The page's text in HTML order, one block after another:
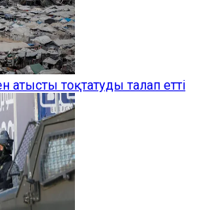
атысты тоқтатуды талап етті